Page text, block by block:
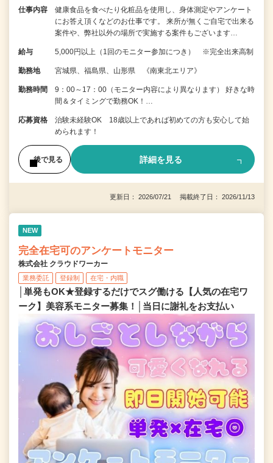
仕事内容
健康食品を食べたり化粧品を使用し、身体測定やアンケート
にお答え頂くなどのお仕事です。 来所が無くご自宅で出来る
案件や、弊社以外の場所で実施する案件もございます…
給与 5,000円以上（1回のモニター参加につき） ※完全出来高制
勤務地 宮城県、福島県、山形県 《南東北エリア》
勤務時間
9：00～17：00（モニター内容により異なります） 好きな時
間＆タイミングで勤務OK！…
応募資格
治験未経験OK 18歳以上であれば初めての方も安心して始
められます！
後で見る 詳細を見る
更新日： 2026/07/21 掲載終了日： 2026/11/13
NEW
完全在宅可のアンケートモニター
株式会社 クラウドワーカー
業務委託 登録制 在宅・内職
│単発もOK★登録するだけでスグ働ける【人気の在宅ワ
ーク】美容系モニター募集！│当日に謝礼をお支払い